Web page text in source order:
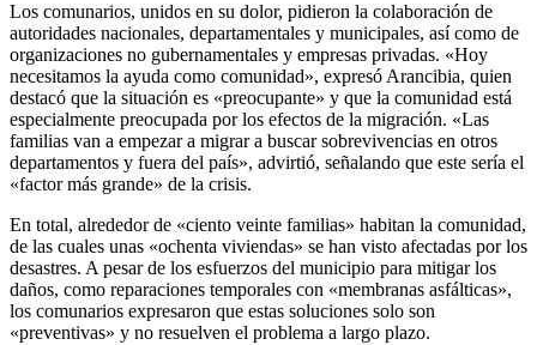
Los comunarios, unidos en su dolor, pidieron la colaboración de
autoridades nacionales, departamentales y municipales, así como de
organizaciones no gubernamentales y empresas privadas. «Hoy
necesitamos la ayuda como comunidad», expresó Arancibia, quien
destacó que la situación es «preocupante» y que la comunidad está
especialmente preocupada por los efectos de la migración. «Las
familias van a empezar a migrar a buscar sobrevivencias en otros
departamentos y fuera del país», advirtió, señalando que este sería el
«factor más grande» de la crisis.
En total, alrededor de «ciento veinte familias» habitan la comunidad,
de las cuales unas «ochenta viviendas» se han visto afectadas por los
desastres. A pesar de los esfuerzos del municipio para mitigar los
daños, como reparaciones temporales con «membranas asfálticas»,
los comunarios expresaron que estas soluciones solo son
«preventivas» y no resuelven el problema a largo plazo.